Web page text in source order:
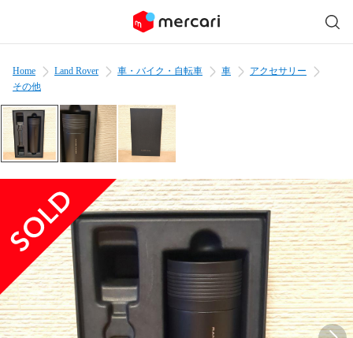
Home Land Rover 車・バイク・自転車 車
アクセサリー
その他